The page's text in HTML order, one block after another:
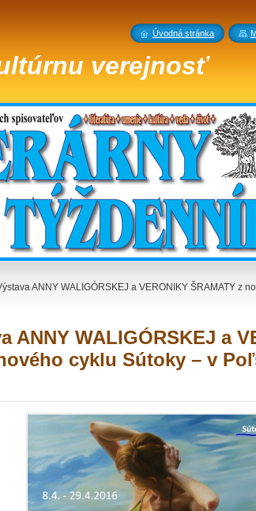
verejnosť
ANNY WALIGÓRSKEJ a VERONIKY ŠRAMATY z
ANNY WALIGÓRSKEJ a
cyklu Sútoky – v
Úvodná stránka